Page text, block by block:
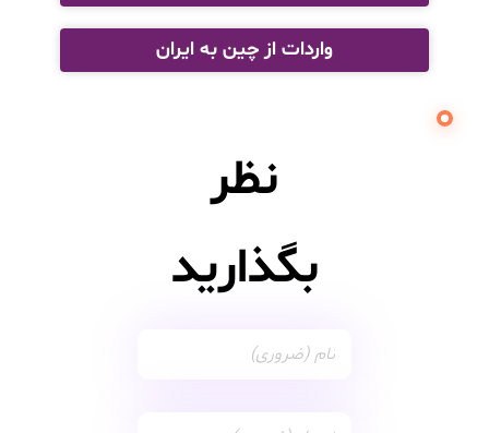
واردات از چین به ایران
نظر
بگذارید